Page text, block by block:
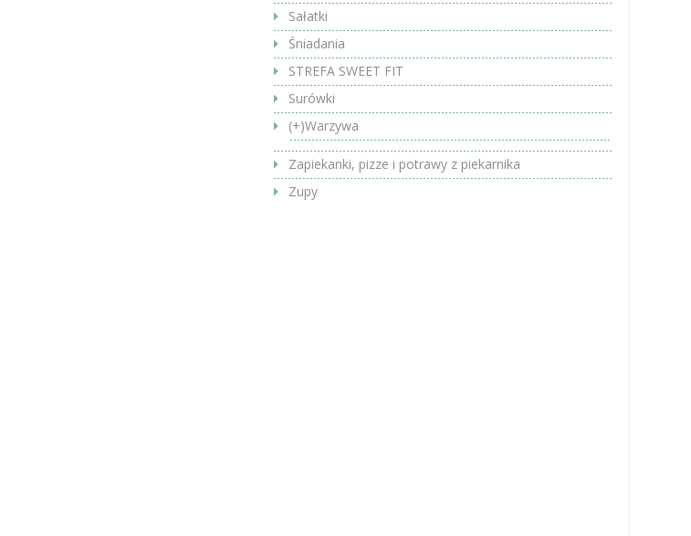
Sałatki
Śniadania
STREFA SWEET FIT
Surówki
(+)Warzywa
Zapiekanki, pizze i potrawy z piekarnika
Zupy